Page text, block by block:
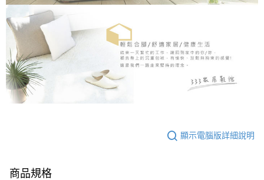
顯示電腦版詳細說明
商品規格